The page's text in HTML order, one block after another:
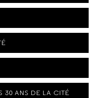
30 ANS DE LA CITÉ